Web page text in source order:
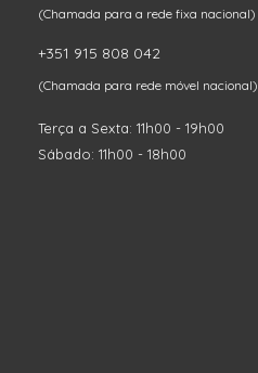
(Chamada para a rede fixa nacional)
+351 915 808 042
(Chamada para rede móvel nacional)
Terça a Sexta: 11h00 - 19h00
Sábado: 11h00 - 18h00